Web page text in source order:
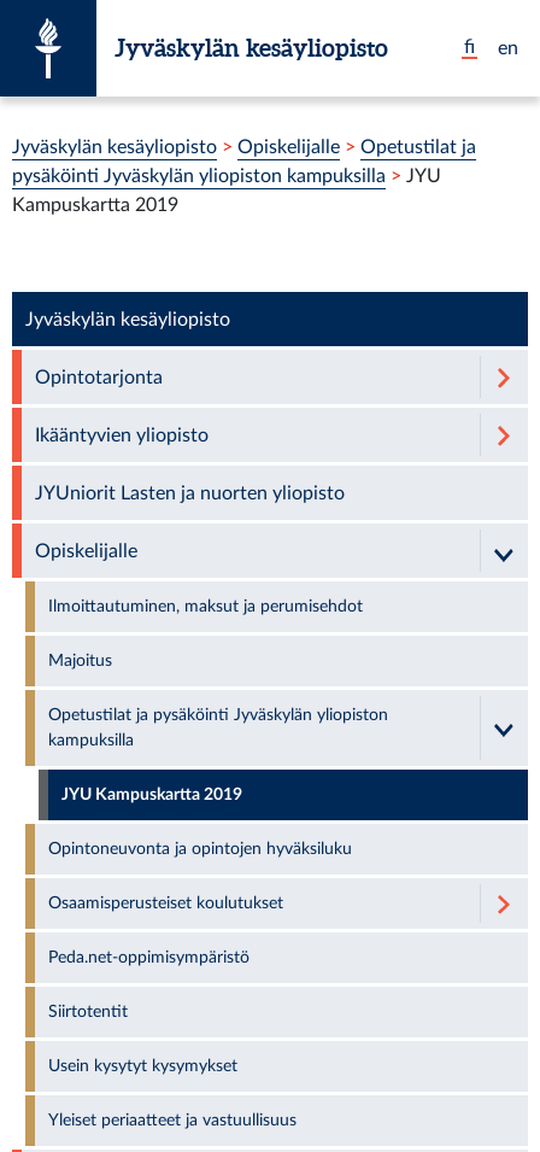
fi
en
Jyväskylän kesäyliopisto
Jyväskylän kesäyliopisto > Opiskelijalle > Opetustilat ja
pysäköinti Jyväskylän yliopiston kampuksilla > JYU
Kampuskartta 2019
Jyväskylän kesäyliopisto
Opintotarjonta
Ikääntyvien yliopisto
JYUniorit Lasten ja nuorten yliopisto
Opiskelijalle
Ilmoittautuminen, maksut ja perumisehdot
Majoitus
Opetustilat ja pysäköinti Jyväskylän yliopiston
kampuksilla
JYU Kampuskartta 2019
Opintoneuvonta ja opintojen hyväksiluku
Osaamisperusteiset koulutukset
Peda.net-oppimisympäristö
Siirtotentit
Usein kysytyt kysymykset
Yleiset periaatteet ja vastuullisuus